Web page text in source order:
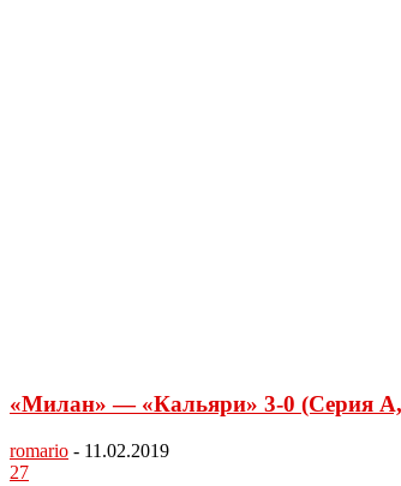
«Милан» — «Кальяри» 3-0 (Серия А,
romario - 11.02.2019
27